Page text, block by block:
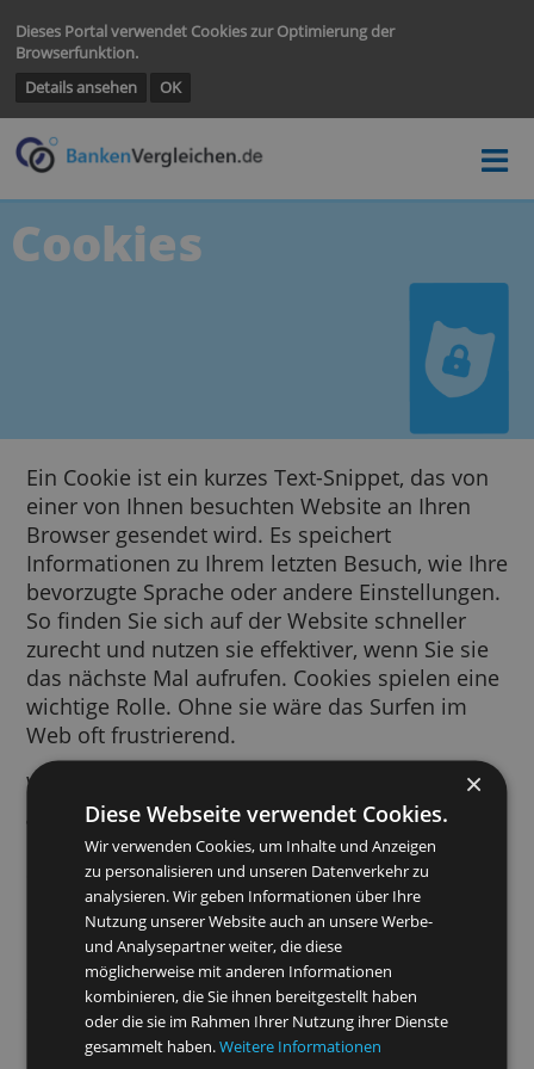
Dieses Portal verwendet Cookies zur Optimierung der
Browserfunktion.
Details ansehen OK
Cookies
Ein Cookie ist ein kurzes Text-Snippet, das
einer von Ihnen besuchten Website an
Browser gesendet wird. Es speichert
Informationen zu Ihrem letzten Besuch, wie
bevorzugte Sprache oder andere
So finden Sie sich auf der Website schneller
zurecht und nutzen sie effektiver, wenn Sie
das nächste Mal aufrufen. Cookies spielen
wichtige Rolle. Ohne sie wäre das Surfen im
Web oft frustrierend.
Wir verwenden Cookies für viele Zwecke.
greifen beispielsweise auf Cookies zurück,
Ihre SafeSearch-Einstellungen zu
Sie relevantere Anzeigen zu schalten,
Besucherzahlen pro Seite zu erfassen, Sie
der Anmeldung in unseren Diensten zu
Diese Webseite verwendet Cookies.
Wir verwenden Cookies, um Inhalte und Anzeigen
zu personalisieren und unseren Datenverkehr zu
analysieren. Wir geben Informationen über Ihre
Nutzung unserer Website auch an unsere Werbe-